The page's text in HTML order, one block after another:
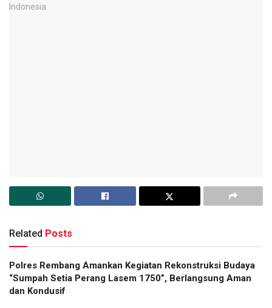
Related Posts
Polres Rembang Amankan Kegiatan Rekonstruksi Budaya
“Sumpah Setia Perang Lasem 1750”, Berlangsung Aman
dan Kondusif